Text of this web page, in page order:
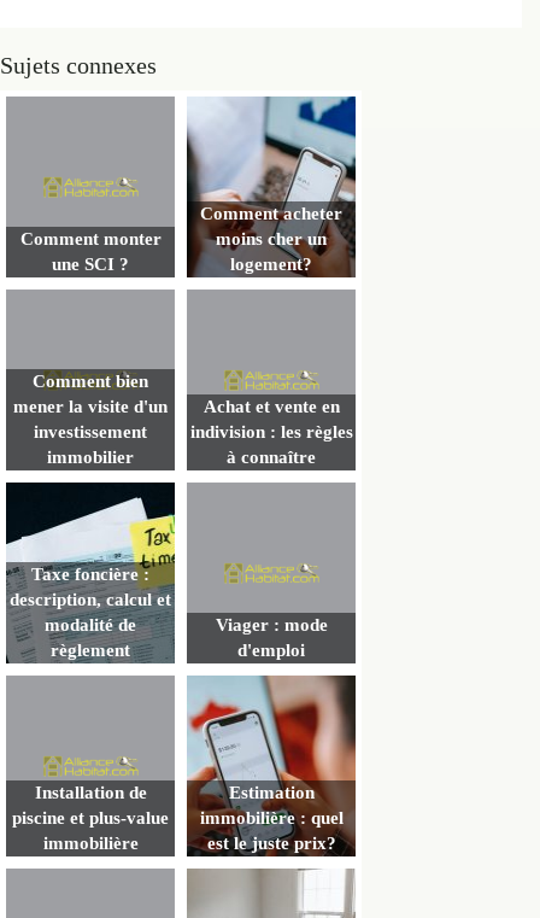
Sujets connexes
Comment monter
une SCI ?
Comment acheter
moins cher un
logement?
Comment bien
mener la visite d'un
investissement
immobilier
Achat et vente en
indivision : les règles
à connaître
Taxe foncière :
description, calcul et
modalité de
règlement
Viager : mode
d'emploi
Installation de
piscine et plus-value
immobilière
Estimation
immobilière : quel
est le juste prix?